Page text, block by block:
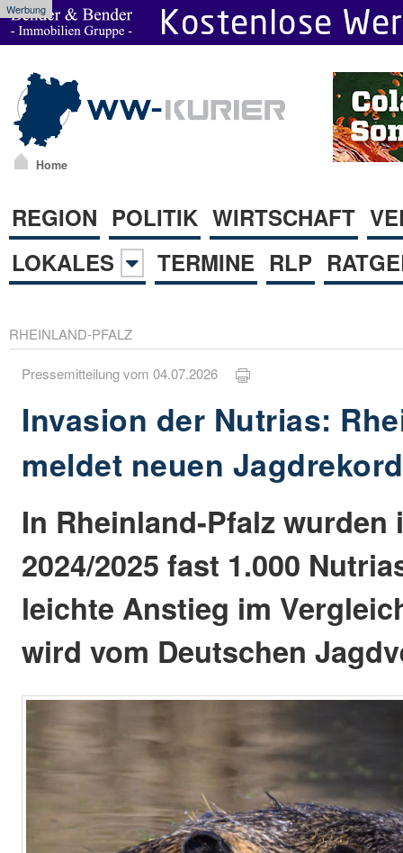
Werbung
Home
REGION POLITIK WIRTSCHAFT
LOKALES
TERMINE RLP
RHEINLAND-PFALZ
Pressemitteilung vom 04.07.2026
Invasion der Nutrias:
meldet neuen Jagdrekord
In Rheinland-Pfalz wurden
2024/2025 fast 1.000
leichte Anstieg im
wird vom Deutschen